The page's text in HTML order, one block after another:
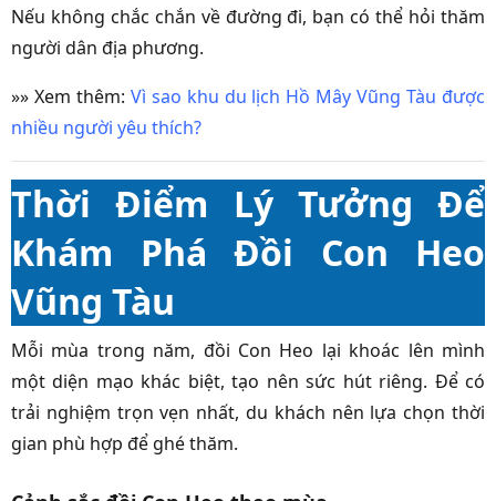
Nếu không chắc chắn về đường đi, bạn có thể hỏi thăm
người dân địa phương.
»» Xem thêm: Vì sao khu du lịch Hồ Mây Vũng Tàu được
nhiều người yêu thích?
Thời Điểm Lý Tưởng Để
Khám Phá Đồi Con Heo
Vũng Tàu
Mỗi mùa trong năm, đồi Con Heo lại khoác lên mình
một diện mạo khác biệt, tạo nên sức hút riêng. Để có
trải nghiệm trọn vẹn nhất, du khách nên lựa chọn thời
gian phù hợp để ghé thăm.